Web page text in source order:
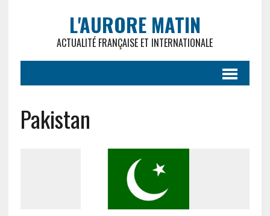
L'AURORE MATIN
ACTUALITÉ FRANÇAISE ET INTERNATIONALE
Pakistan